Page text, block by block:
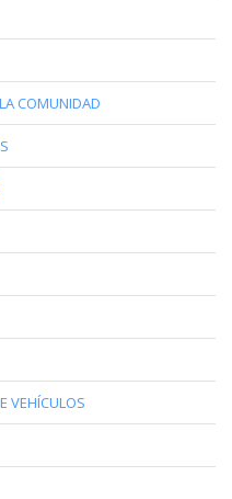
COMUNIDAD
VEHÍCULOS